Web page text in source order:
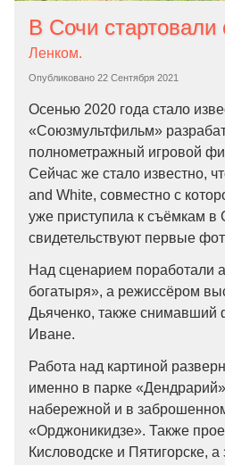
Опубликовано 22 Сентября 2021
Ленком.
Осенью 2020 года стало
«Союзмультфильм»
полнометражный игровой
Сейчас же стало известно,
and White, совместно с
уже приступила к съёмкам в
свидетельствуют первые
Над сценарием поработали
богатыря», а режиссёром
Дьяченко, также снимавший
Иване.
Работа над картиной
именно в парке
набережной и в
«Орджоникидзе». Также
Кисловодске и Пятигорске,